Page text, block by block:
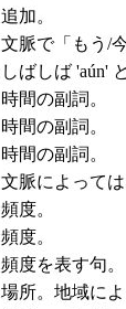
追加。
文脈で「もう/
しばしば 'aún'
時間の副詞。
時間の副詞。
時間の副詞。
文脈によって
頻度。
頻度。
頻度を表す句。
場所。地域によ